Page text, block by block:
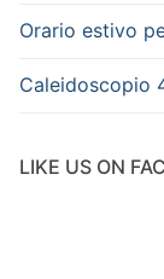
Orario estivo
Caleidoscopio
LIKE US ON